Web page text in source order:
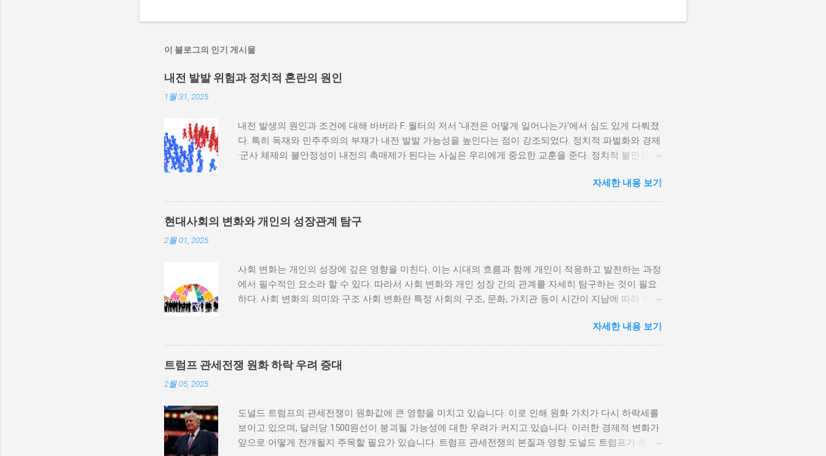
이 블로그의 인기 게시물
내전 발발 위험과 정치적 혼란의 원인
1월 31, 2025
내전 발생의 원인과 조건에 대해 바버라 F. 월터의 저서 '내전은 어떻게 일어나는가'에서 심도 있게 다뤄졌
다. 특히 독재와 민주주의의 부재가 내전 발발 가능성을 높인다는 점이 강조되었다. 정치적 파벌화와 경제
·군사 체제의 불안정성이 내전의 촉매제가 된다는 사실은 우리에게 중요한 교훈을 준다. 정치적 불안정성
하지 않거나 독재 정권이 유지되는 상황에서는 정치적 갈등이 심화되고, 이로 인해 내전의 위험이 증가한
다. 이와 같은 경우, 국민들은 정부에 대한 불만을 느끼고, 체제 전복을 위해 무장 세력에 참여하거나 반정
부 활동을 시작할 수 있다. 역사적으로도 정치적 불안정성이 높은 국가에서는 종종 내전이 발발했던 예가
많다. 이러한 비극적인 상황을 방지하기 위해서는 먼저 정치 체제를 안정시키고, 시민들의 목소리가 공정
속에서 고통받게 되면, 사회적 불만이 쌓이기 마련이다. 이와 같은 경제적 상황은 종종 특정 집단의 정치
적 세력화를 야기하며, 이를 통해 정부에 대한 반발이 촉발된다. 성장은 불균형하게 이루어지고, 실업률은
상승하며, 사회적 불안이 증대할 경우 시민들은 무장 봉기와 같은 극단적 선택을 고려하게 된다. 경제적
를 모든 사람에게 균등하게 제공하면, 내전 발발 가능성을 크게 낮출 수 있다. 군사적 갈등과 내전의 불씨
군사적 갈등은 내전의 불씨가 되기도 한다. 무장세력 간의 갈등이 심화되거나 외부 세력이 개입하게 되면
내전이 더욱 심각해질 수 있다. 무장세력은 각각의 이념이나 이해관계에 따라 성격이 다르지만, 이들은 종
자세한 내용 보기
현대사회의 변화와 개인의 성장관계 탐구
2월 01, 2025
사회 변화는 개인의 성장에 깊은 영향을 미친다. 이는 시대의 흐름과 함께 개인이 적응하고 발전하는 과정
에서 필수적인 요소라 할 수 있다. 따라서 사회 변화와 개인 성장 간의 관계를 자세히 탐구하는 것이 필요
하다. 사회 변화의 의미와 구조 사회 변화란 특정 사회의 구조, 문화, 가치관 등이 시간이 지남에 따라 변화
변동, 기술의 발전 등이 독립적으로 또는 상호작용하여 이루어진다. 예를 들어, 산업 혁명은 사람들이 일
하는 방식과 생활 방식을 완전히 변화시켰다. 이에 따라 개인의 역할과 목표 또한 변화할 수밖에 없었다.
사회 변화는 개인의 성장을 위한 새로운 기회를 창출한다. 예를 들어, 정보통신기술의 발전으로 인해 원거
리에서의 협업이 가능해지면서, 개인들은 지역적인 제약에서 벗어나 국제적인 시장에서도 활발히 활동할
다. 변화에 대한 적응력이 부족한 개인은 불안감과 스트레스를 느낄 수 있으며, 이에 따라 성장의 기회를
상실할 수도 있다. 따라서 개인이 사회 변화에 어떻게 대응하는지가 중요하다. 올바른 대처 방법을 찾고
자신을 지속적으로 발전시키는 것이 필수적이다. 개인 성장의 과정과 사회적 환경 개인 성장은 여러 단계
자세한 내용 보기
트럼프 관세전쟁 원화 하락 우려 증대
2월 05, 2025
도널드 트럼프의 관세전쟁이 원화값에 큰 영향을 미치고 있습니다. 이로 인해 원화 가치가 다시 하락세를
보이고 있으며, 달러당 1500원선이 붕괴될 가능성에 대한 우려가 커지고 있습니다. 이러한 경제적 변화가
앞으로 어떻게 전개될지 주목할 필요가 있습니다. 트럼프 관세전쟁의 본질과 영향 도널드 트럼프가 추진